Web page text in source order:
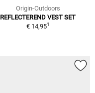
Origin-Outdoors
REFLECTEREND VEST SET
€ 14,951